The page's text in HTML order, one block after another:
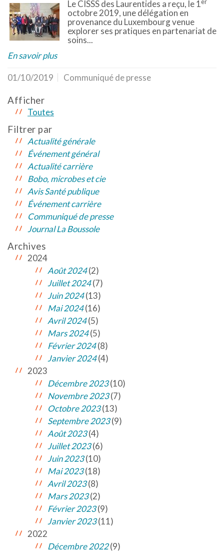
Le CISSS des Laurentides a reçu, le 1
octobre 2019, une délégation en
provenance du Luxembourg venue
explorer ses pratiques en partenariat de
soins...
En savoir plus
01/10/2019 Communiqué de presse
Afficher
Toutes
Filtrer par
Actualité générale
Événement général
Actualité carrière
Bobo, microbes et cie
Avis Santé publique
Événement carrière
Communiqué de presse
Journal La Boussole
Archives
2024
Août 2024(2)
Juillet 2024(7)
Juin 2024(13)
Mai 2024(16)
Avril 2024(5)
Mars 2024(5)
Février 2024(8)
Janvier 2024(4)
2023
Décembre 2023(10)
Novembre 2023(7)
Octobre 2023(13)
Septembre 2023(9)
Août 2023(4)
Juillet 2023(6)
Juin 2023(10)
Mai 2023(18)
Avril 2023(8)
Mars 2023(2)
Février 2023(9)
Janvier 2023(11)
2022
Décembre 2022(9)